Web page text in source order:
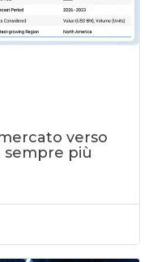
verso
sempre più